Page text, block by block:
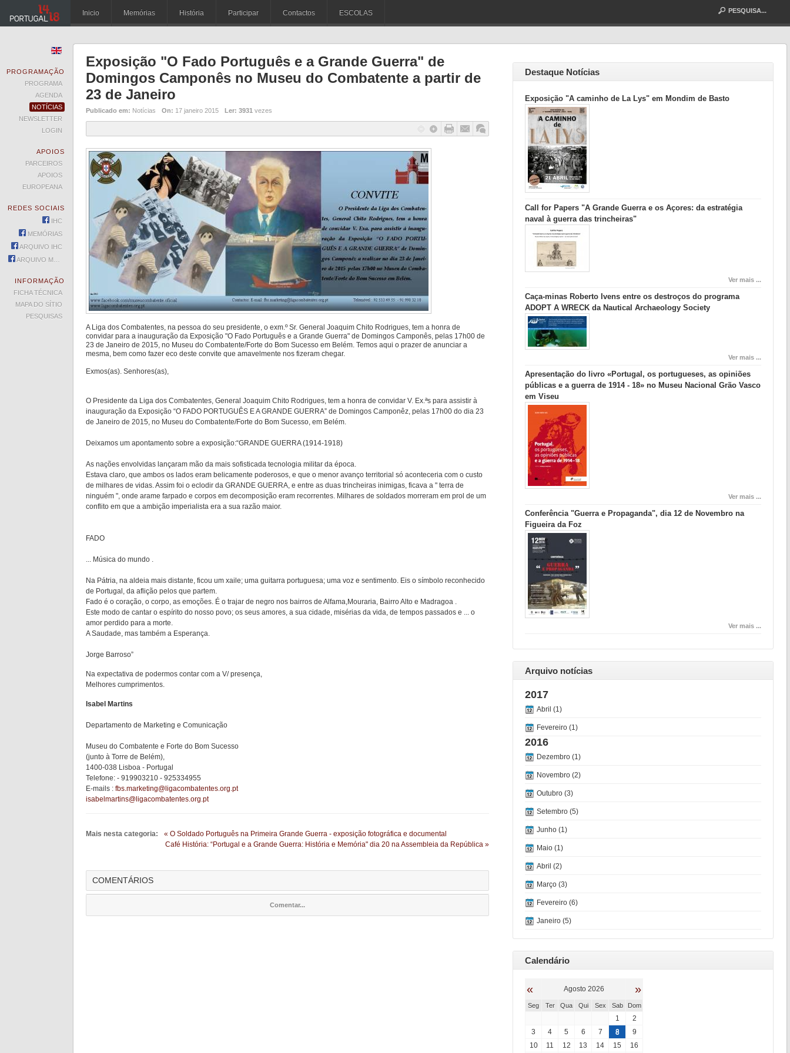
Inicio Memórias História Participar Contactos ESCOLAS
Exposição "O Fado Português e a Grande Guerra" de
Domingos Camponês no Museu do Combatente a partir de
23 de Janeiro
Publicado em: Notícias On: 17 janeiro 2015 Ler: 3931 vezes
A Liga dos Combatentes, na pessoa do seu presidente, o exm.º Sr. General Joaquim Chito Rodrigues, tem a honra de
convidar para a inauguração da Exposição "O Fado Português e a Grande Guerra" de Domingos Camponês, pelas 17h00 de
23 de Janeiro de 2015, no Museu do Combatente/Forte do Bom Sucesso em Belém. Temos aqui o prazer de anunciar a
mesma, bem como fazer eco deste convite que amavelmente nos fizeram chegar.
Exmos(as). Senhores(as),
O Presidente da Liga dos Combatentes, General Joaquim Chito Rodrigues, tem a honra de convidar V. Ex.ªs para assistir à
inauguração da Exposição “O FADO PORTUGUÊS E A GRANDE GUERRA” de Domingos Camponêz, pelas 17h00 do dia 23
de Janeiro de 2015, no Museu do Combatente/Forte do Bom Sucesso, em Belém.
Deixamos um apontamento sobre a exposição:“GRANDE GUERRA (1914-1918)
As nações envolvidas lançaram mão da mais sofisticada tecnologia militar da época.
Estava claro, que ambos os lados eram belicamente poderosos, e que o menor avanço territorial só aconteceria com o custo
de milhares de vidas. Assim foi o eclodir da GRANDE GUERRA, e entre as duas trincheiras inimigas, ficava a " terra de
ninguém ", onde arame farpado e corpos em decomposição eram recorrentes. Milhares de soldados morreram em prol de um
conflito em que a ambição imperialista era a sua razão maior.
FADO
... Música do mundo .
Na Pátria, na aldeia mais distante, ficou um xaile; uma guitarra portuguesa; uma voz e sentimento. Eis o símbolo reconhecido
de Portugal, da aflição pelos que partem.
Fado é o coração, o corpo, as emoções. É o trajar de negro nos bairros de Alfama,Mouraria, Bairro Alto e Madragoa .
Este modo de cantar o espírito do nosso povo; os seus amores, a sua cidade, misérias da vida, de tempos passados e ... o
amor perdido para a morte.
A Saudade, mas também a Esperança.
Jorge Barroso”
Na expectativa de podermos contar com a V/ presença,
Melhores cumprimentos.
Isabel Martins
Departamento de Marketing e Comunicação
Museu do Combatente e Forte do Bom Sucesso
(junto à Torre de Belém),
1400-038 Lisboa - Portugal
Telefone: - 919903210 - 925334955
E-mails : fbs.marketing@ligacombatentes.org.pt
isabelmartins@ligacombatentes.org.pt
Mais nesta categoria:
« O Soldado Português na Primeira Grande Guerra - exposição fotográfica e documental
Café História: “Portugal e a Grande Guerra: História e Memória" dia 20 na Assembleia da República »
COMENTÁRIOS
Comentar...
Destaque Notícias
Exposição "A caminho de La Lys" em Mondim de Basto
Call for Papers "A Grande Guerra e os Açores: da estratégia
naval à guerra das trincheiras"
Ver mais ...
Caça-minas Roberto Ivens entre os destroços do programa
ADOPT A WRECK da Nautical Archaeology Society
Ver mais ...
Apresentação do livro «Portugal, os portugueses, as opiniões
públicas e a guerra de 1914 - 18» no Museu Nacional Grão Vasco
em Viseu
Ver mais ...
Conferência "Guerra e Propaganda", dia 12 de Novembro na
Figueira da Foz
Ver mais ...
Arquivo notícias
2017
Abril (1)
Fevereiro (1)
2016
Dezembro (1)
Novembro (2)
Outubro (3)
Setembro (5)
Junho (1)
Maio (1)
Abril (2)
Março (3)
Fevereiro (6)
Janeiro (5)
Calendário
« Agosto 2026 »
Seg Ter Qua Qui Sex Sab Dom
1
2
3
4 5 6 7 8
9
10
11 12 13 14 15 16
PROGRAMAÇÃO
PROGRAMA
AGENDA
NOTÍCIAS
NEWSLETTER
LOGIN
APOIOS
PARCEIROS
APOIOS
EUROPEANA
REDES SOCIAIS
IHC
MEMÓRIAS
ARQUIVO IHC
ARQUIVO MEMÓRIAS
INFORMAÇÃO
FICHA TÉCNICA
MAPA DO SÍTIO
PESQUISAS